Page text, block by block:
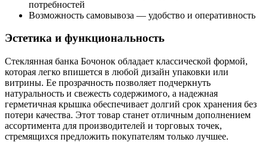
потребностей
Возможность самовывоза — удобство и оперативность
Эстетика и функциональность
Стеклянная банка Бочонок обладает классической формой,
которая легко впишется в любой дизайн упаковки или
витрины. Ее прозрачность позволяет подчеркнуть
натуральность и свежесть содержимого, а надежная
герметичная крышка обеспечивает долгий срок хранения без
потери качества. Этот товар станет отличным дополнением
ассортимента для производителей и торговых точек,
стремящихся предложить покупателям только лучшее.